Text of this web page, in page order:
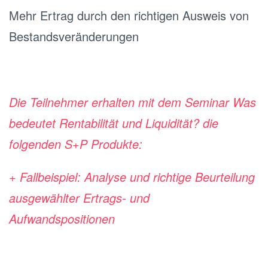
Mehr Ertrag durch den richtigen Ausweis von
Bestandsveränderungen
Die Teilnehmer erhalten mit dem Seminar Was
bedeutet Rentabilität und Liquidität? die
folgenden S+P Produkte:
+ Fallbeispiel: Analyse und richtige Beurteilung
ausgewählter Ertrags- und
Aufwandspositionen